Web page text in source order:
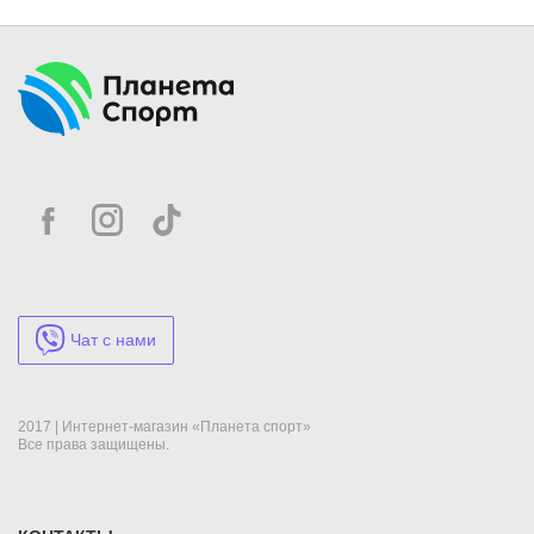
комфортному крою эта пара будет уверенно вести вас через
стиль, чувство контроля и не готов идти на компромиссы.
Чат с нами
2017 | Интернет-магазин «Планета спорт»
Все права защищены.